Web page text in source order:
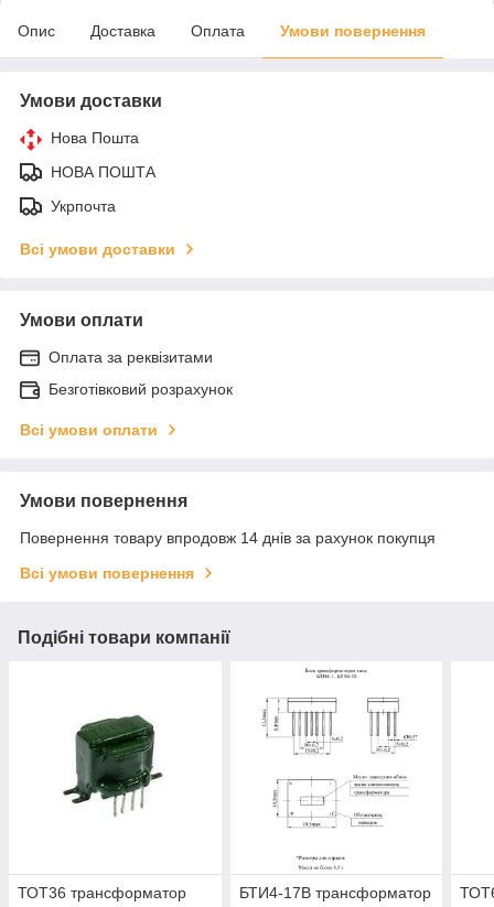
Опис Доставка Оплата Умови повернення
Умови доставки
Нова Пошта
НОВА ПОШТА
Укрпочта
Всі умови доставки
Умови оплати
Оплата за реквізитами
Безготівковий розрахунок
Всі умови оплати
Умови повернення
Повернення товару впродовж 14 днів за рахунок покупця
Всі умови повернення
Подібні товари компанії
ТОТ36 трансформатор БТИ4-17В трансформатор